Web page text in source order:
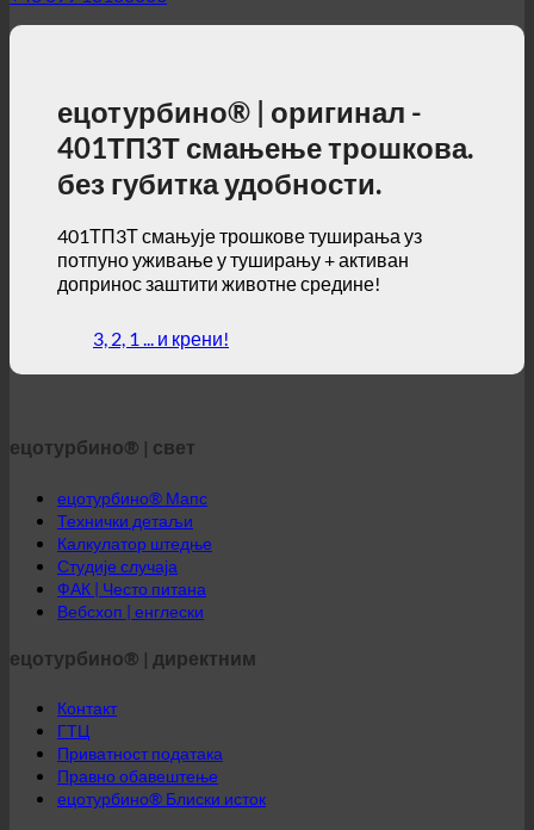
ецотурбино® | оригинал -
401ТП3Т смањење трошкова.
без губитка удобности.
401ТП3Т смањује трошкове туширања уз
потпуно уживање у туширању + активан
допринос заштити животне средине!
3, 2, 1 ... и крени!
ецотурбино® | свет
ецотурбино® Мапс
Технички детаљи
Калкулатор штедње
Студије случаја
ФАК | Често питана
Вебсхоп | енглески
ецотурбино® | директним
Контакт
ГТЦ
Приватност података
Правно обавештење
ецотурбино® Блиски исток